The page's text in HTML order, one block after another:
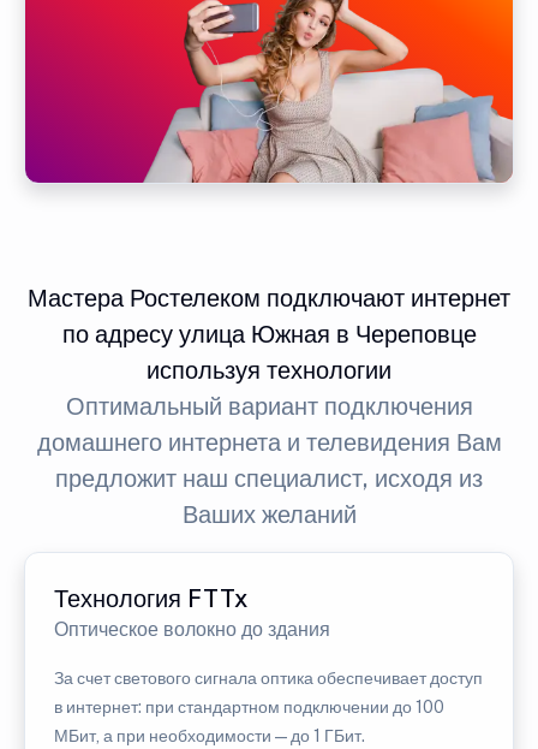
Мастера Ростелеком подключают интернет
по адресу улица Южная в Череповце
используя технологии
Оптимальный вариант подключения
домашнего интернета и телевидения Вам
предложит наш специалист, исходя из
Ваших желаний
Технология FTTx
Оптическое волокно до здания
За счет светового сигнала оптика обеспечивает доступ
в интернет: при стандартном подключении до 100
МБит, а при необходимости — до 1 ГБит.